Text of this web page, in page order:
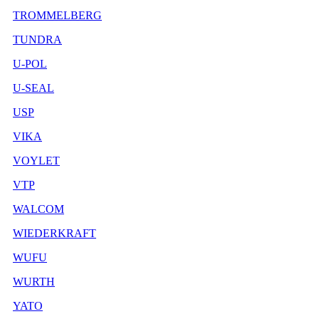
TROMMELBERG
TUNDRA
U-POL
U-SEAL
USP
VIKA
VOYLET
VTP
WALCOM
WIEDERKRAFT
WUFU
WURTH
YATO